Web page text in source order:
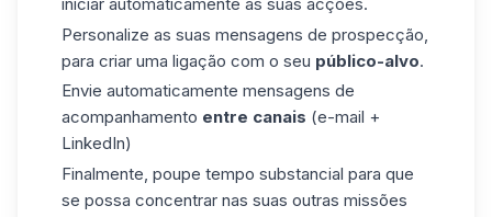
Personalize as suas mensagens de prospecção,
para criar uma ligação com o seu público-alvo.
Envie automaticamente mensagens de
acompanhamento entre canais (e-mail +
LinkedIn)
Finalmente, poupe tempo substancial para que
se possa concentrar nas suas outras missões